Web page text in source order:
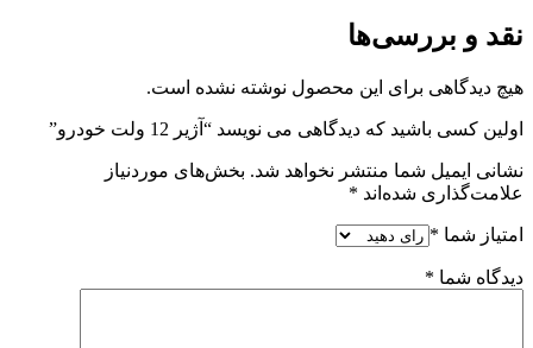
نقد و بررسی‌ها
هیچ دیدگاهی برای این محصول نوشته نشده است.
اولین کسی باشید که دیدگاهی می نویسد “آژیر 12 ولت خودرو”
نشانی ایمیل شما منتشر نخواهد شد. بخش‌های موردنیاز
علامت‌گذاری شده‌اند *
امتیاز شما *
دیدگاه شما *